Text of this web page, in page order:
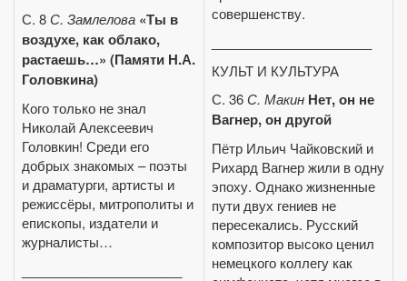
С. 8С. Замлелова «Ты в
воздухе, как облако,
растаешь…» (Памяти Н.А.
Головкина)
Кого только не знал
Николай Алексеевич
Головкин! Среди его
добрых знакомых – поэты
и драматурги, артисты и
режиссёры, митрополиты и
епископы, издатели и
журналисты…
совершенству.
КУЛЬТ И КУЛЬТУРА
С. 36С. Макин Нет, он не
Вагнер, он другой
Пётр Ильич Чайковский и
Рихард Вагнер жили в одну
эпоху. Однако жизненные
пути двух гениев не
пересекались. Русский
композитор высоко ценил
немецкого коллегу как